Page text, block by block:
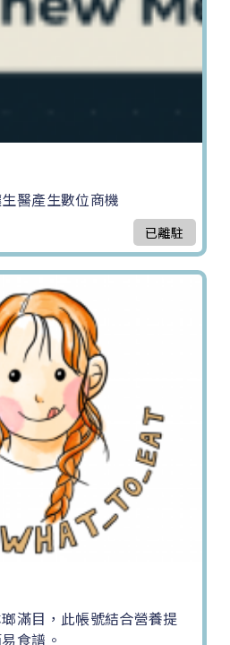
醫產生數位商機
已離駐
滿目，此帳號結合營養提
食譜。